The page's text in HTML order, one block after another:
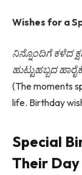
Wishes for a
ನಿನ್ನೊಂದಿಗೆ ಕಳೆದ
ಹುಟ್ಟುಹಬ್ಬದ
(The moments
life. Birthday
Special
Their Day